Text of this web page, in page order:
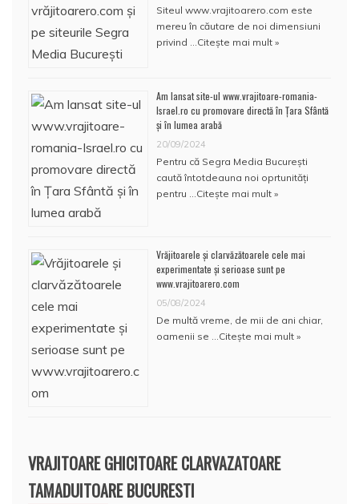
Siteul www.vrajitoarero.com este
mereu în căutare de noi dimensiuni
privind …Citește mai mult »
Am lansat site-ul www.vrajitoare-romania-
Israel.ro cu promovare directă în Țara Sfântă
și în lumea arabă
20/09/2024
Pentru că Segra Media București
caută întotdeauna noi oprtunități
pentru …Citește mai mult »
Vrăjitoarele și clarvăzătoarele cele mai
experimentate și serioase sunt pe
www.vrajitoarero.com
05/08/2024
De multă vreme, de mii de ani chiar,
oamenii se …Citește mai mult »
VRAJITOARE GHICITOARE CLARVAZATOARE
TAMADUITOARE BUCURESTI